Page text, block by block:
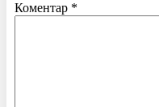
Коментар *